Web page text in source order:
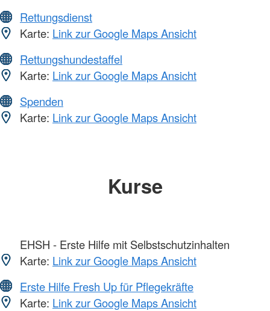
Rettungsdienst
Karte: Link zur Google Maps Ansicht
Rettungshundestaffel
Karte: Link zur Google Maps Ansicht
Spenden
Karte: Link zur Google Maps Ansicht
Kurse
EHSH - Erste Hilfe mit Selbstschutzinhalten
Karte: Link zur Google Maps Ansicht
Erste Hilfe Fresh Up für Pflegekräfte
Karte: Link zur Google Maps Ansicht